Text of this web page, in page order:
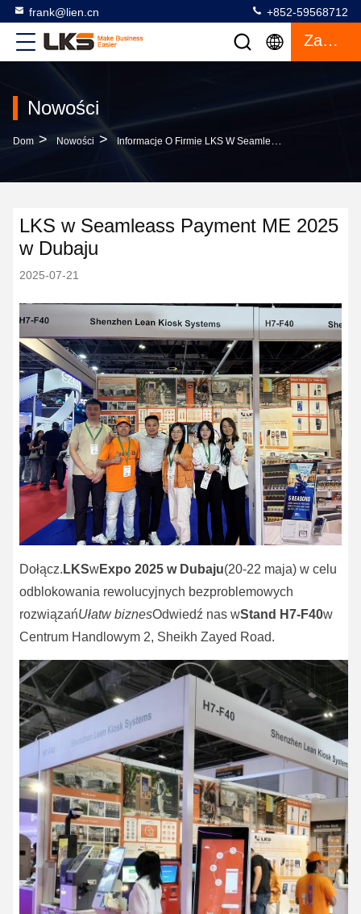
frank@lien.cn +852-59568712
Zacytować
Nowości
Dom > Nowości > Informacje O Firmie LKS W Seamleass Payment ME 2025 W Dubaju
LKS w Seamleass Payment ME 2025
w Dubaju
2025-07-21
Dołącz. LKSwExpo 2025 w Dubaju(20-22 maja) w celu
odblokowania rewolucyjnych bezproblemowych
rozwiązańUłatw biznesOdwiedź nas wStand H7-F40w
Centrum Handlowym 2, Sheikh Zayed Road.